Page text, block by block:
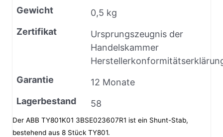
Gewicht
0,5 kg
Zertifikat
Ursprungszeugnis der
Handelskammer
Garantie
12 Monate
Lagerbestand
58
Der ABB TY801K01 3BSE023607R1 ist ein Shunt-Stab,
bestehend aus 8 Stück TY801.